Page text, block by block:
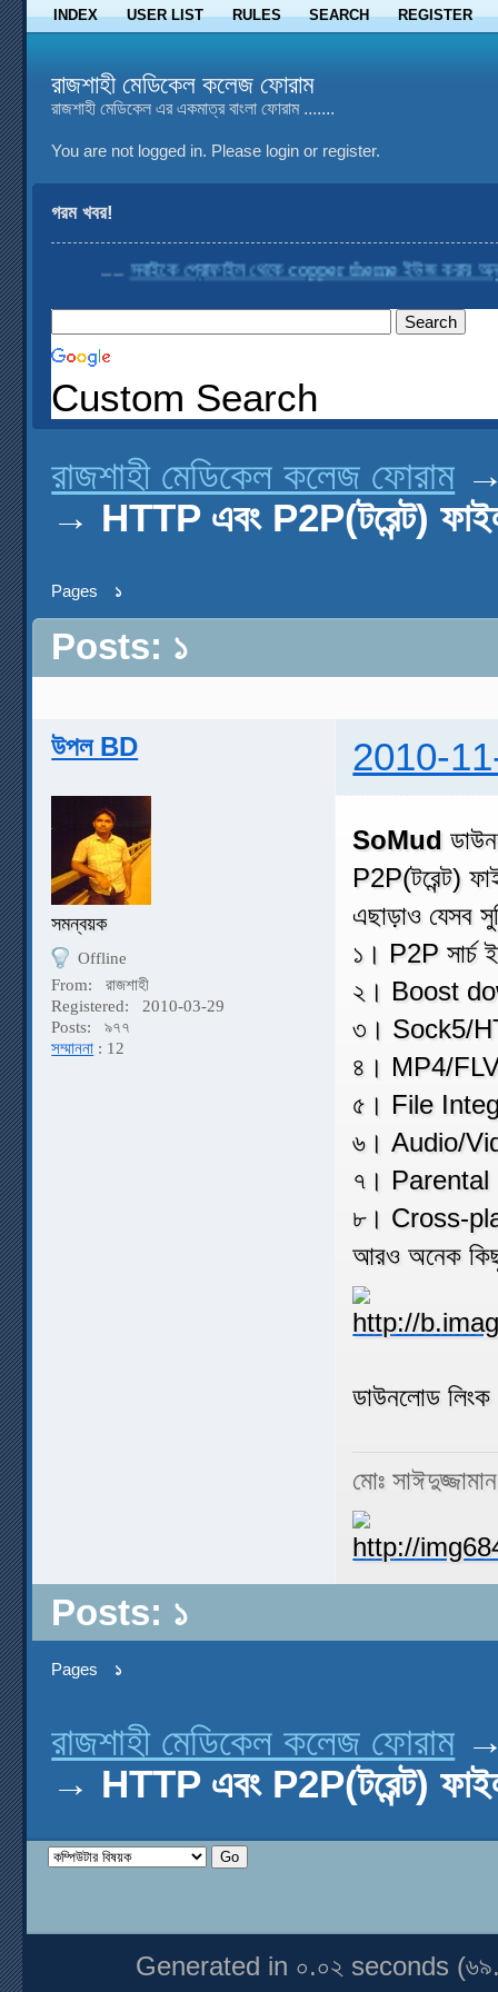
INDEX USER LIST RULES SEARCH REGISTER
রাজশাহী মেডিকেল কলেজ ফোরাম
রাজশাহী মেডিকেল এর একমাত্র বাংলা ফোরাম .......
You are not logged in. Please login or register.
গরম খবর!
....সবাইকে প্রোফাইল থেকে copper theme ইউজ করার
Custom Search
রাজশাহী মেডিকেল কলেজ ফোরাম
→ HTTP এবং P2P(টরেন্ট)
Pages ১
Posts: ১
উপল BD 2010-
সমন্বয়ক
Offline
From:
রাজশাহী
Registered:
2010-03-29
Posts:
৯৭৭
সম্মাননা : 12
SoMud
P2P(টরেন্ট)
এছাড়াও যেসব
১। P2P সার্চ
২। Boost
৩। Sock5/
৪। MP4/
৫। File
৬। Audio/
৭। Parental
৮। Cross-
আরও অনেক
ডাউনলোড
মোঃ
Posts: ১
Pages ১
রাজশাহী মেডিকেল কলেজ ফোরাম
→ HTTP এবং P2P(টরেন্ট)
Generated in ০.০২ seconds